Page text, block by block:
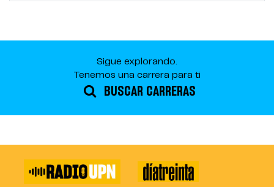
Sigue explorando.
Tenemos una carrera para ti
BUSCAR CARRERAS